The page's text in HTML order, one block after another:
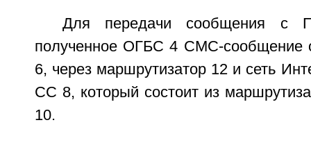
Для передачи сообщения
полученное ОГБС 4 CMC-
6, через маршрутизатор 12 и сеть
СС 8, который состоит из
10.